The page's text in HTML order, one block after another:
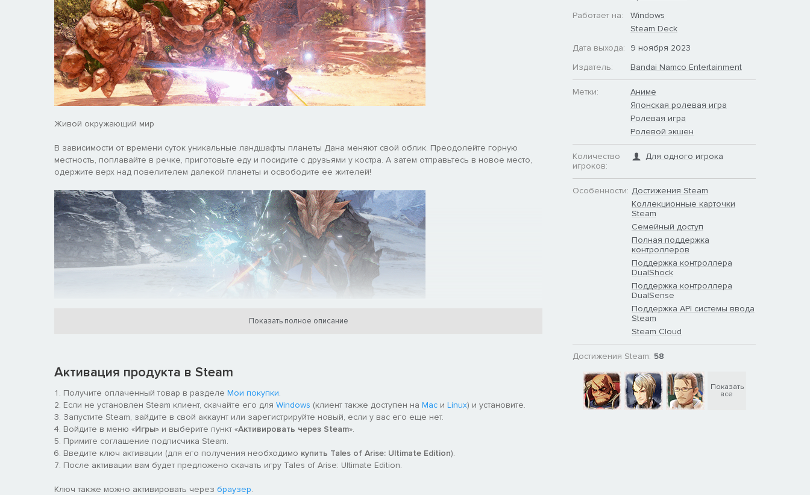
Живой окружающий мир
В зависимости от времени суток уникальные ландшафты планеты Дана меняют свой облик. Преодолейте горную
местность, поплавайте в речке, приготовьте еду и посидите с друзьями у костра. А затем отправьтесь в новое место,
одержите верх над повелителем далекой планеты и освободите ее жителей!
Показать полное описание
Активация продукта в Steam
Получите оплаченный товар в разделе Мои покупки.
Если не установлен Steam клиент, скачайте его для Windows (клиент также доступен на Mac и Linux) и установите.
Запустите Steam, зайдите в свой аккаунт или зарегистрируйте новый, если у вас его еще нет.
Войдите в меню «Игры» и выберите пункт «Активировать через Steam».
Примите соглашение подписчика Steam.
Введите ключ активации (для его получения необходимо купить Tales of Arise: Ultimate Edition).
После активации вам будет предложено скачать игру Tales of Arise: Ultimate Edition.
Ключ также можно активировать через браузер.
Работает на:
Windows
Steam Deck
Дата выхода:
9 ноября 2023
Издатель:
Bandai Namco Entertainment
Метки:
Аниме
Японская ролевая игра
Ролевая игра
Ролевой экшен
Количество
игроков:
Для одного игрока
Особенности: Достижения Steam
Коллекционные карточки
Steam
Семейный доступ
Полная поддержка
контроллеров
Поддержка контроллера
DualShock
Поддержка контроллера
DualSense
Поддержка API системы ввода
Steam
Steam Cloud
Достижения Steam: 58
Показать
все